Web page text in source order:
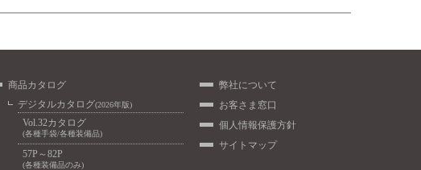
商品カタログ
デジタルカタログ(2026年版)
Vol.32カタログ
(各種手袋/各種装備品)
57P～82P
(各種装備品のみ)
弊社について
お客さま窓口
個人情報保護方針
サイトマップ